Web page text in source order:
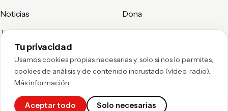
Noticias
Transparencia
Dona
Contacto
CONTACTO
Calle de Granada, 10
28007 Madrid, España
Escríbenos
Tu privacidad
Usamos cookies propias necesarias y, solo si nos lo permites,
cookies de análisis y de contenido incrustado (vídeo, radio).
Más información
Aceptar todo Solo necesarias